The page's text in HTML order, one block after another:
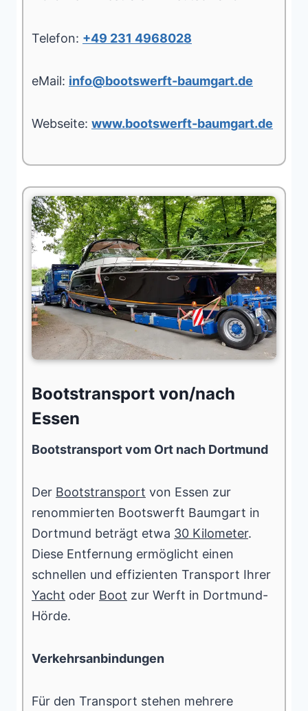
Telefon: +49 231 4968028
eMail: info@bootswerft-baumgart.de
Webseite: www.bootswerft-baumgart.de
Bootstransport von/nach
Essen
Bootstransport vom Ort nach Dortmund
Der Bootstransport von Essen zur
renommierten Bootswerft Baumgart in
Dortmund beträgt etwa 30 Kilometer.
Diese Entfernung ermöglicht einen
schnellen und effizienten Transport Ihrer
Yacht oder Boot zur Werft in Dortmund-
Hörde.
Verkehrsanbindungen
Für den Transport stehen mehrere